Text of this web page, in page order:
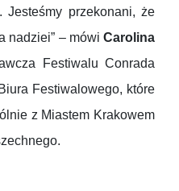
Jesteśmy przekonani, że
nadziei” – mówi Carolina
Festiwalu Conrada
Festiwalowego, które
z Miastem Krakowem